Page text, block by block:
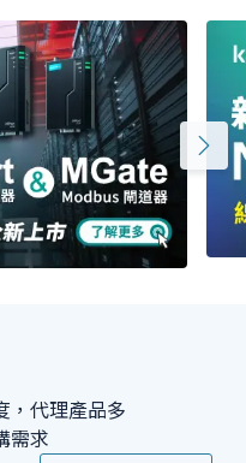
，代理產品多
需求